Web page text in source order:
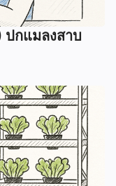
กแมลงสาบ